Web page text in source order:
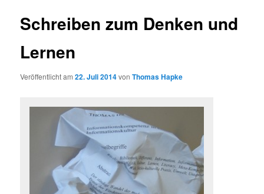
Schreiben zum Denken und
Lernen
Veröffentlicht am22. Juli 2014vonThomas Hapke